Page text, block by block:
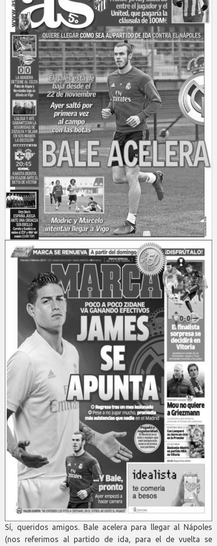
Sí, queridos amigos. Bale acelera para llegar al Nápoles
(nos referimos al partido de ida, para el de vuelta se